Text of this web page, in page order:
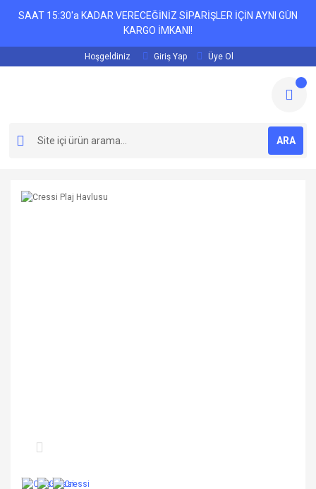
SAAT 15:30'a KADAR VERECEĞİNİZ SİPARİŞLER İÇİN AYNI GÜN
KARGO İMKANI!
Hoşgeldiniz Giriş Yap Üye Ol
ARA